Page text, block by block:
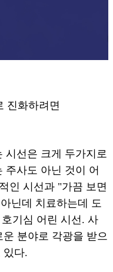
진화하려면
시선은 크게 두가지로
주사도 아닌 것이 어
인 시선과 "가끔 보면
닌데 치료하는데 도
기심 어린 시선. 사
분야로 각광을 받으
있다.